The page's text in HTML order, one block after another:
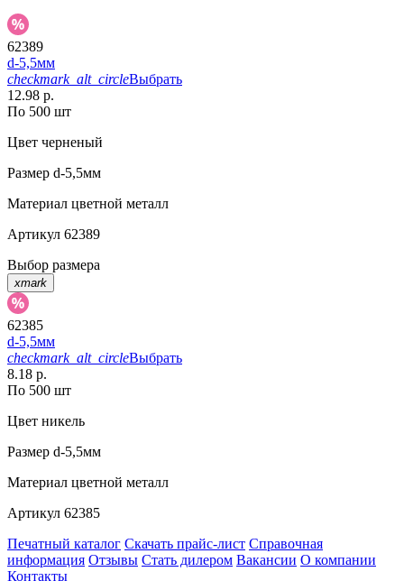
62389
d-5,5мм
checkmark_alt_circleВыбрать
12.98 р.
По 500 шт
Цвет черненый
Размер d-5,5мм
Материал цветной металл
Артикул 62389
Выбор размера
xmark
62385
d-5,5мм
checkmark_alt_circleВыбрать
8.18 р.
По 500 шт
Цвет никель
Размер d-5,5мм
Материал цветной металл
Артикул 62385
Печатный каталог Скачать прайс-лист Справочная
информация Отзывы Стать дилером Вакансии О компании
Контакты